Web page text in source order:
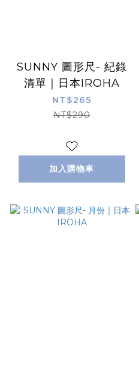
SUNNY 圖形尺- 紀錄
清單｜日本IROHA
NT$265
NT$290
加入購物車